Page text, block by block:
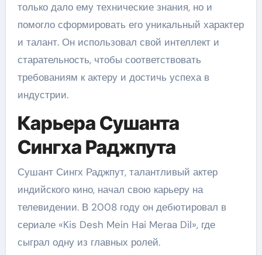
только дало ему технические знания, но и
помогло сформировать его уникальный характер
и талант. Он использовал свой интеллект и
старательность, чтобы соответствовать
требованиям к актеру и достичь успеха в
индустрии.
Карьера Сушанта
Сингха Раджпута
Сушант Сингх Раджпут, талантливый актер
индийского кино, начал свою карьеру на
телевидении. В 2008 году он дебютировал в
сериале «Kis Desh Mein Hai Meraa Dil», где
сыграл одну из главных ролей.